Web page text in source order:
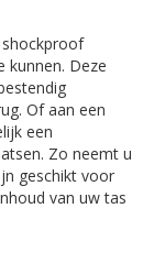
kunnen. Deze
Of aan een
een
Zo neemt u
geschikt voor
van uw tas